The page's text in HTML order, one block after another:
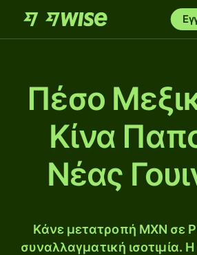
Πέσο
Κίνα
Νέας
Κάνε μετατροπή MXN σε
συναλλαγματική ισοτιμία.